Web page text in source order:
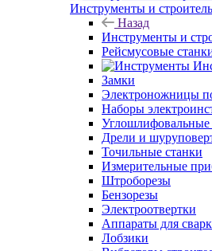
Инструменты и
Назад
Инструменты и
Рейсмусовые
Замки
Электроножницы
Наборы
Дрели и
Точильные станки
Измерительные
Штроборезы
Бензорезы
Электроотвертки
Аппараты для
Лобзики